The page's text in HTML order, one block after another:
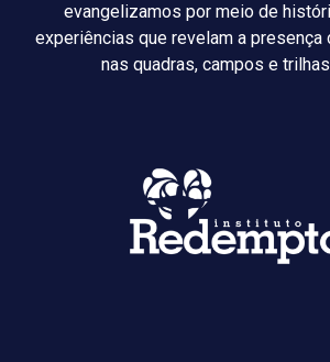
evangelizamos por meio de
experiências que revelam a presença
nas quadras, campos e